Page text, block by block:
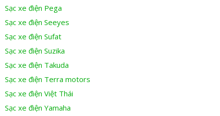
Sạc xe điện Pega
Sạc xe điện Seeyes
Sạc xe điện Sufat
Sạc xe điện Suzika
Sạc xe điện Takuda
Sạc xe điện Terra motors
Sạc xe điện Việt Thái
Sạc xe điện Yamaha